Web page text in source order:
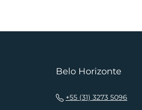
Belo Horizonte
+55 (31) 3273 5096